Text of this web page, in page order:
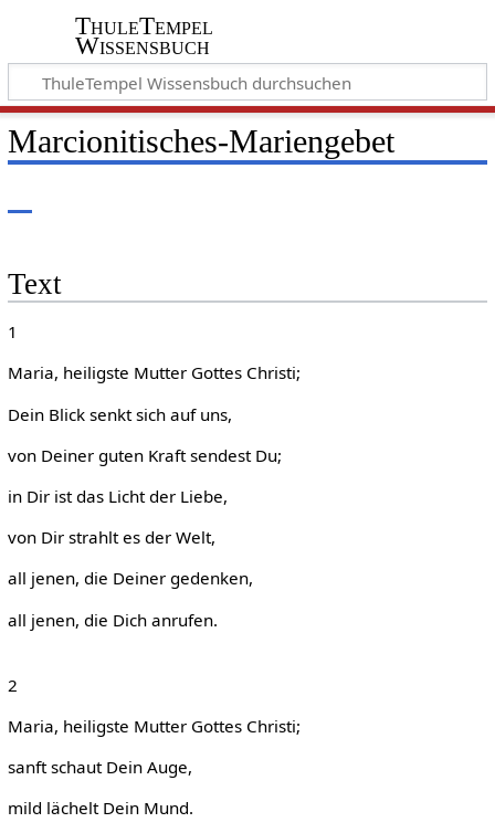
ThuleTempel
Wissensbuch
Marcionitisches-Mariengebet
Text
1
Maria, heiligste Mutter Gottes Christi;
Dein Blick senkt sich auf uns,
von Deiner guten Kraft sendest Du;
in Dir ist das Licht der Liebe,
von Dir strahlt es der Welt,
all jenen, die Deiner gedenken,
all jenen, die Dich anrufen.
2
Maria, heiligste Mutter Gottes Christi;
sanft schaut Dein Auge,
mild lächelt Dein Mund.